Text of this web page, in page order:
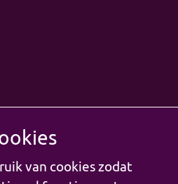
van cookies zodat